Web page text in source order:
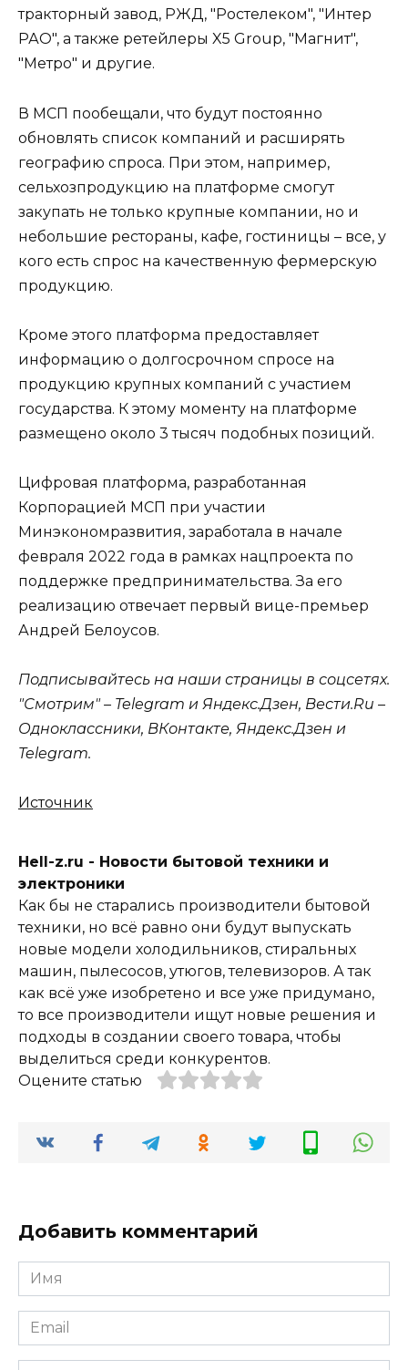
тракторный завод, РЖД, "Ростелеком", "Интер
РАО", а также ретейлеры X5 Group, "Магнит",
"Метро" и другие.
В МСП пообещали, что будут постоянно
обновлять список компаний и расширять
географию спроса. При этом, например,
сельхозпродукцию на платформе смогут
закупать не только крупные компании, но и
небольшие рестораны, кафе, гостиницы – все, у
кого есть спрос на качественную фермерскую
продукцию.
Кроме этого платформа предоставляет
информацию о долгосрочном спросе на
продукцию крупных компаний с участием
государства. К этому моменту на платформе
размещено около 3 тысяч подобных позиций.
Цифровая платформа, разработанная
Корпорацией МСП при участии
Минэкономразвития, заработала в начале
февраля 2022 года в рамках нацпроекта по
поддержке предпринимательства. За его
реализацию отвечает первый вице-премьер
Андрей Белоусов.
Подписывайтесь на наши страницы в соцсетях.
"Смотрим" – Telegram и Яндекс.Дзен, Вести.Ru –
Одноклассники, ВКонтакте, Яндекс.Дзен и
Telegram.
Источник
Hell-z.ru - Новости бытовой техники и
электроники
Как бы не старались производители бытовой
техники, но всё равно они будут выпускать
новые модели холодильников, стиральных
машин, пылесосов, утюгов, телевизоров. А так
как всё уже изобретено и все уже придумано,
то все производители ищут новые решения и
подходы в создании своего товара, чтобы
выделиться среди конкурентов.
Оцените статью
Добавить комментарий
Имя
*
Email
*